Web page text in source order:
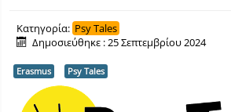
ΔΡΑΣΕΙΣ
ΕΠΙΚΟΙΝΩΝΙΑ
ΕΞ ΑΠΟΣΤΑΣΕΩΣ ΕΚΠΑΙΔΕΥΣΗ
Κατηγορία: Psy Tales
Δημοσιεύθηκε : 25 Σεπτεμβρίου 2024
Erasmus Psy Tales